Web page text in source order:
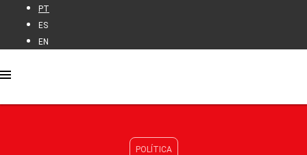
PT
ES
EN
POLÍTICA